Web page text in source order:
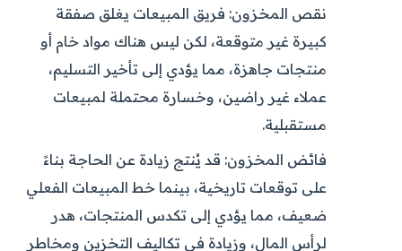
نقص المخزون: فريق المبيعات يغلق صفقة
كبيرة غير متوقعة، لكن ليس هناك مواد خام أو
منتجات جاهزة، مما يؤدي إلى تأخير التسليم،
عملاء غير راضين، وخسارة محتملة لمبيعات
مستقبلية.
فائض المخزون: قد يُنتج زيادة عن الحاجة بناءً
على توقعات تاريخية، بينما خط المبيعات الفعلي
ضعيف، مما يؤدي إلى تكدس المنتجات، هدر
لرأس المال، وزيادة في تكاليف التخزين ومخاطر